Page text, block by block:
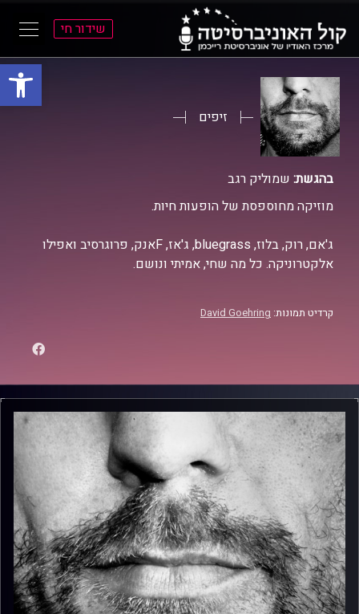
פתח
התפריט
הראשי
התוכן
הראשי
שידור חי
זיפים
בהגשת: שמוליק רגב
מוזיקה מחוספסת של הופעות חיות.
ג'אם, רוק, בלוז, bluegrass, ג'אז, Fאנק, פרוגרסיב ואפילו
אלקטרוניקה. כל מה שחי, אמיתי ונושם.
קרדיט תמונות: David Goehring